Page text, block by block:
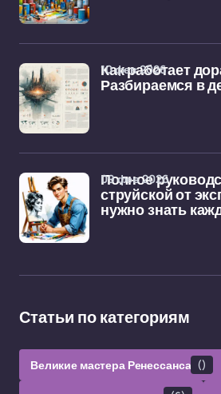
Как работает
Разбираемся в
10 фев 2026
Полное
струйской от
нужно знать
09 фев 2026
Статьи по категориям
Великие мастера Ренессанса ()